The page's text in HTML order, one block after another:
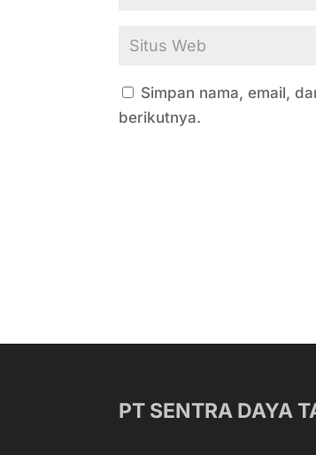
Simpan nama, email,
berikutnya.
PT SENTRA DAYA